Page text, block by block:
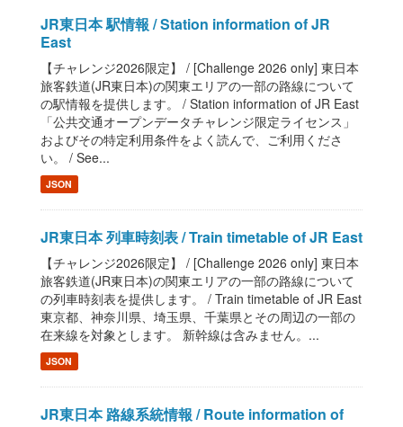
JR東日本 駅情報 / Station information of JR
East
【チャレンジ2026限定】 / [Challenge 2026 only] 東日本
旅客鉄道(JR東日本)の関東エリアの一部の路線について
の駅情報を提供します。 / Station information of JR East
「公共交通オープンデータチャレンジ限定ライセンス」
およびその特定利用条件をよく読んで、ご利用くださ
い。 / See...
JSON
JR東日本 列車時刻表 / Train timetable of JR East
【チャレンジ2026限定】 / [Challenge 2026 only] 東日本
旅客鉄道(JR東日本)の関東エリアの一部の路線について
の列車時刻表を提供します。 / Train timetable of JR East
東京都、神奈川県、埼玉県、千葉県とその周辺の一部の
在来線を対象とします。 新幹線は含みません。...
JSON
JR東日本 路線系統情報 / Route information of